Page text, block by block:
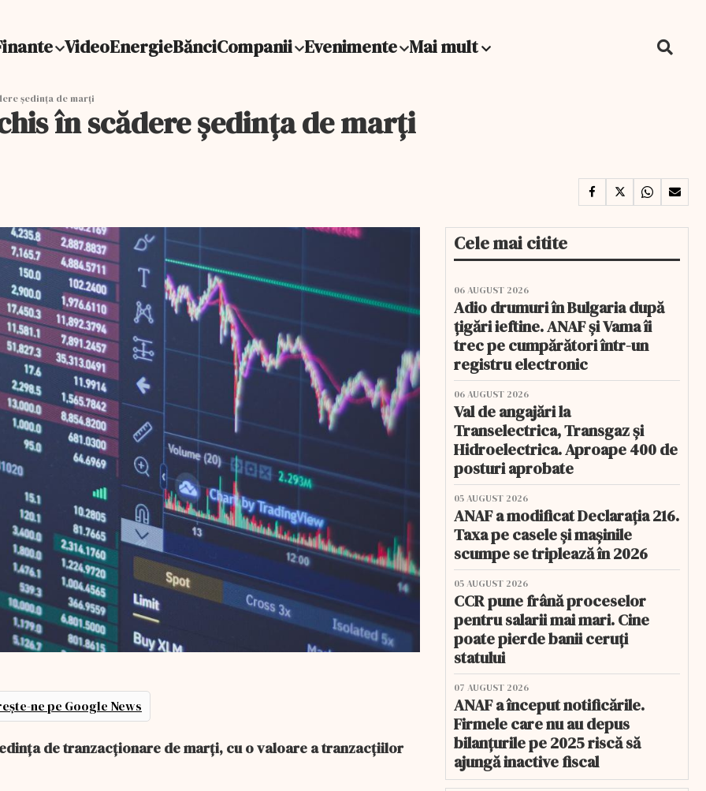
VideoEnergieBănciCompanii Evenimente Mai mult
şedinţa de marţi
în scădere şedinţa de marţi
ne pe Google News
de tranzacţionare de marţi, cu o valoare a tranzacţiilor
Cele mai citite
06 AUGUST 2026
Adio drumuri în Bulgaria după
țigări ieftine. ANAF și Vama îi
trec pe cumpărători într-un
registru electronic
06 AUGUST 2026
Val de angajări la
Transelectrica, Transgaz și
Hidroelectrica. Aproape 400 de
posturi aprobate
05 AUGUST 2026
ANAF a modificat Declarația 216.
Taxa pe casele și mașinile
scumpe se triplează în 2026
05 AUGUST 2026
CCR pune frână proceselor
pentru salarii mai mari. Cine
poate pierde banii ceruți
statului
07 AUGUST 2026
ANAF a început notificările.
Firmele care nu au depus
bilanțurile pe 2025 riscă să
ajungă inactive fiscal